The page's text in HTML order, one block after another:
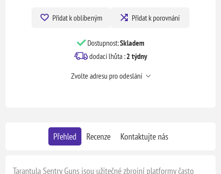
Přidat k oblíbeným Přidat k porovnání
Dostupnost:Skladem
dodací lhůta :2 týdny
Zvolte adresu pro odeslání
Přehled Recenze Kontaktujte nás
Tarantula Sentry Guns jsou užitečné zbrojní platformy často